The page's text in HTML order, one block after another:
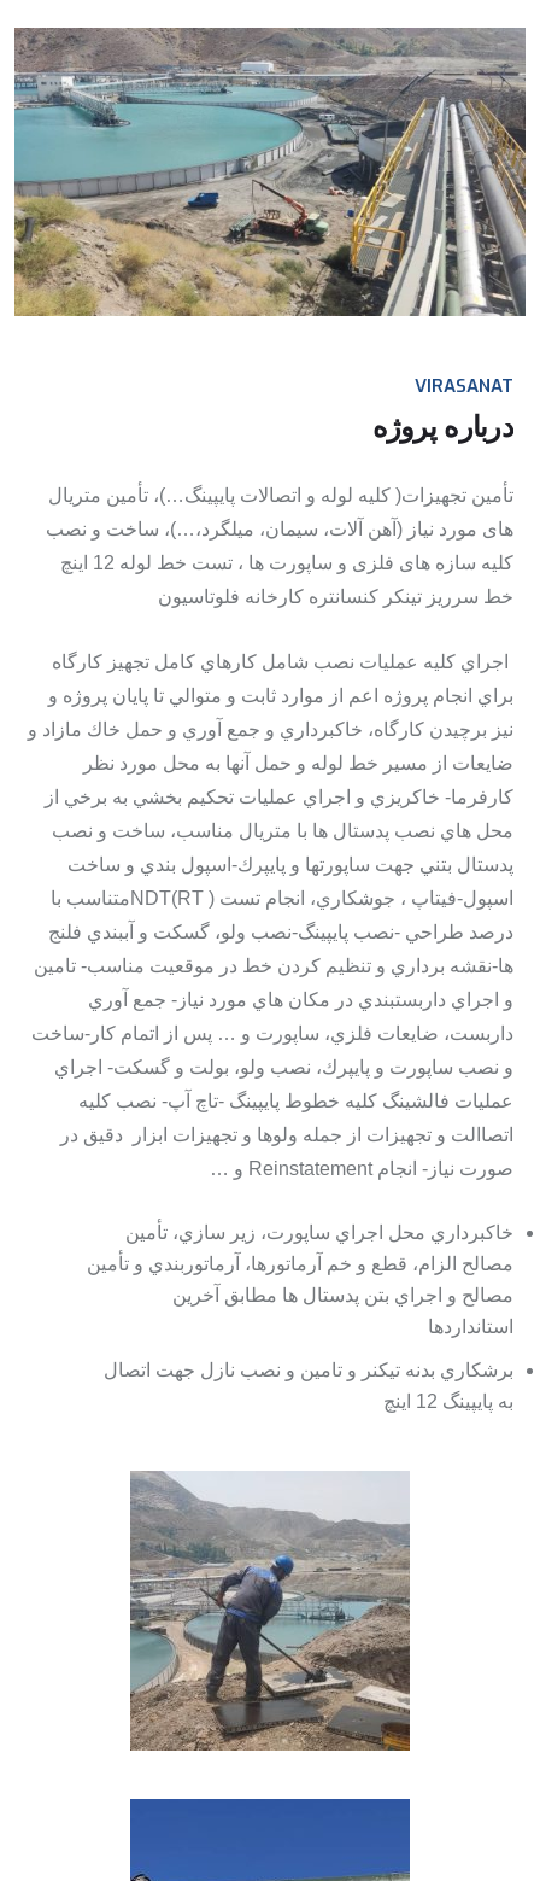
VIRASANAT
درباره پروژه
تأمین تجهیزات( کلیه لوله و اتصالات پایپینگ…)، تأمین متریال
های مورد نیاز (آهن آلات، سیمان، میلگرد،…)، ساخت و نصب
کلیه سازه های فلزی و ساپورت ها ، تست خط لوله 12 اینچ
خط سرریز تینکر کنسانتره کارخانه فلوتاسیون
اجراي کلیه عملیات نصب شامل کارهاي کامل تجهیز کارگاه
براي انجام پروژه اعم از موارد ثابت و متوالي تا پایان پروژه و
نیز برچیدن کارگاه، خاکبرداري و جمع آوري و حمل خاك مازاد و
ضایعات از مسیر خط لوله و حمل آنها به محل مورد نظر
کارفرما- خاکریزي و اجراي عملیات تحکیم بخشي به برخي از
محل هاي نصب پدستال ها با متریال مناسب، ساخت و نصب
پدستال بتني جهت ساپورتها و پایپرك-اسپول بندي و ساخت
اسپول-فیتاپ ، جوشکاري، انجام تست NDT(RT )متناسب با
درصد طراحي -نصب پایپینگ-نصب ولو، گسکت و آببندي فلنج
ها-نقشه برداري و تنظیم کردن خط در موقعیت مناسب- تامین
و اجراي داربستبندي در مکان هاي مورد نیاز- جمع آوري
داربست، ضایعات فلزي، ساپورت و … پس از اتمام کار-ساخت
و نصب ساپورت و پایپرك، نصب ولو، بولت و گسکت- اجراي
عملیات فالشینگ کلیه خطوط پایپینگ -تاچ آپ- نصب کلیه
اتصاالت و تجهیزات از جمله ولوها و تجهیزات ابزار دقیق در
صورت نیاز- انجام Reinstatement و …
خاکبرداري محل اجراي ساپورت، زیر سازي، تأمین
مصالح الزام، قطع و خم آرماتورها، آرماتوربندي و تأمین
مصالح و اجراي بتن پدستال ها مطابق آخرین
استانداردها
برشکاري بدنه تیکنر و تامین و نصب نازل جهت اتصال
به پایپینگ 12 اینچ